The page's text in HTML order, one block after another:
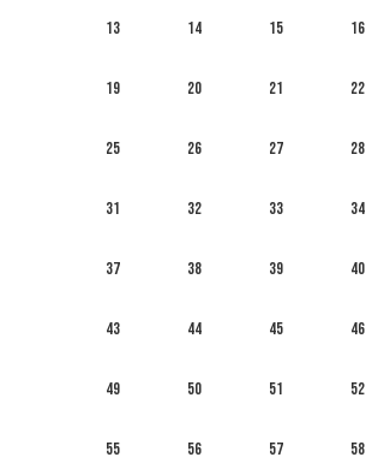
13 14 15 16
19 20 21 22
25 26 27 28
31 32 33 34
37 38 39 40
43 44 45 46
49 50 51 52
55 56 57 58